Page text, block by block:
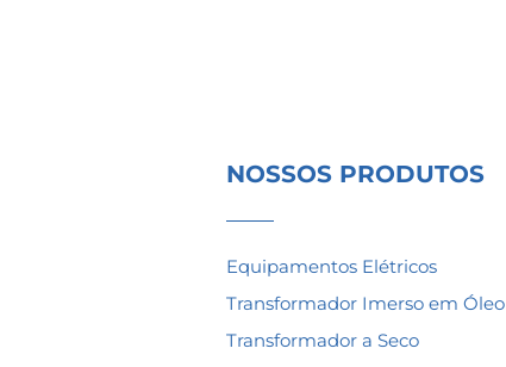
NOSSOS PRODUTOS
Equipamentos Elétricos
Transformador Imerso em Óleo
Transformador a Seco